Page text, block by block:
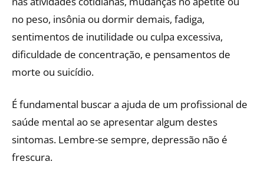
no peso, insônia ou dormir demais, fadiga,
sentimentos de inutilidade ou culpa excessiva,
dificuldade de concentração, e pensamentos de
morte ou suicídio.
É fundamental buscar a ajuda de um profissional de
saúde mental ao se apresentar algum destes
sintomas. Lembre-se sempre, depressão não é
frescura.